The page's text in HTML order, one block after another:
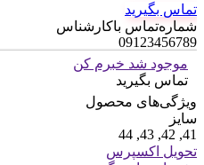
تماس بگیرید
شماره‌تماس‌ با‌کارشناس
09123456789
موجود شد خبرم کن
تماس بگیرید
ویژگی‌های محصول
سایز
41, 42, 43, 44
تحویل اکسپرس